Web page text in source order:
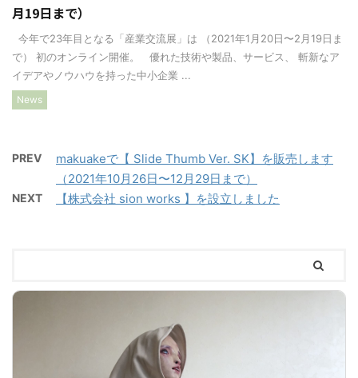
月19日まで）
今年で23年目となる「産業交流展」は （2021年1月20日〜2月19日ま
で） 初のオンライン開催。 優れた技術や製品、サービス、 斬新なア
イデアやノウハウを持った中小企業 ...
News
PREV
makuakeで【 Slide Thumb Ver. SK】を販売します
（2021年10月26日〜12月29日まで）
NEXT 【株式会社 sion works 】を設立しました